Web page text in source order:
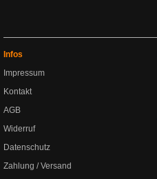
Infos
Impressum
Kontakt
AGB
Widerruf
Datenschutz
Zahlung / Versand